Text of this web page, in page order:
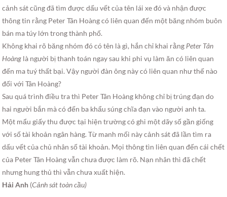
cảnh sát cũng đã tìm được dấu vết của tên lái xe đó và nhận được
thông tin rằng Peter Tân Hoàng có liên quan đến một băng nhóm buôn
bán ma túy lớn trong thành phố.
Không khai rõ băng nhóm đó có tên là gì, hắn chỉ khai rằng Peter Tân
Hoàng là người bị thanh toán ngay sau khi phi vụ làm ăn có liên quan
đến ma tuý thất bại. Vậy người đàn ông này có liên quan như thế nào
đối với Tân Hoàng?
Sau quá trình điều tra thì Peter Tân Hoàng không chỉ bị trúng đạn do
hai người bắn mà có đến ba khẩu súng chĩa đạn vào người anh ta.
Một mẩu giấy thu được tại hiện trường có ghi một dãy số gần giống
với số tài khoản ngân hàng. Từ manh mối này cảnh sát đã lần tìm ra
dấu vết của chủ nhân số tài khoản. Mọi thông tìn liên quan đến cái chết
của Peter Tân Hoàng vẫn chưa được làm rõ. Nạn nhân thì đã chết
nhưng hung thủ thì vẫn chưa xuất hiện.
Hải Anh (Cảnh sát toàn cầu)